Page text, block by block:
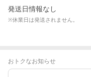
発送日情報なし
※休業日は発送されません。
おトクなお知らせ